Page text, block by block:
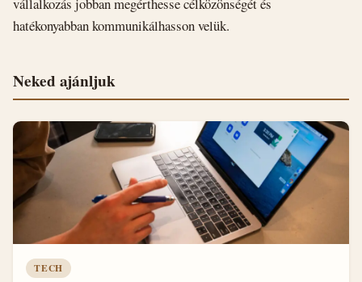
hatékonyabban kommunikálhasson velük.
Neked ajánljuk
TECH